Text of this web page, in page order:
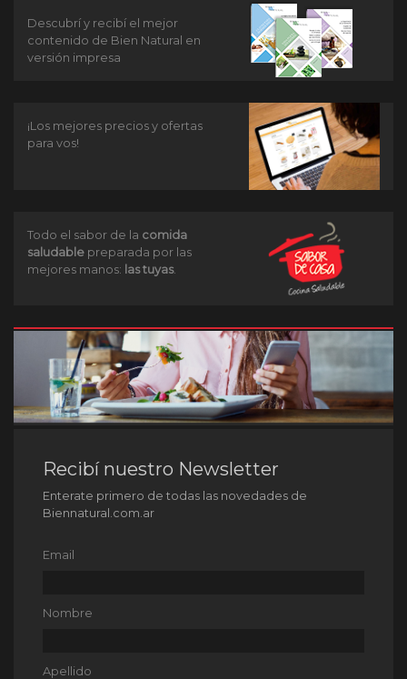
Descubrí y recibí el mejor
contenido de Bien Natural en
versión impresa
¡Los mejores precios y ofertas
para vos!
Todo el sabor de la comida
saludable preparada por las
mejores manos: las tuyas.
Recibí nuestro Newsletter
Enterate primero de todas las novedades de
Biennatural.com.ar
Email
Nombre
Apellido